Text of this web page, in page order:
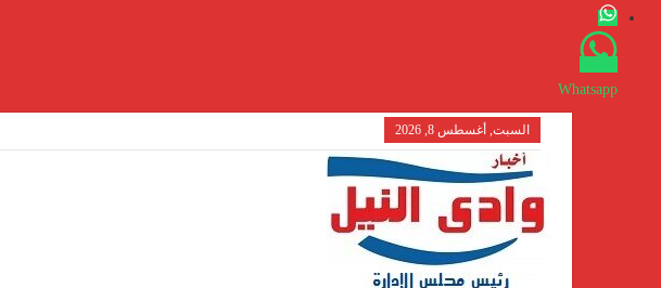
Whatsapp
السبت, أغسطس 8, 2026